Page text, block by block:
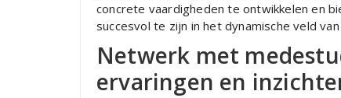
concrete vaardigheden te ontwikkelen en
succesvol te zijn in het dynamische veld
Netwerk met
ervaringen en